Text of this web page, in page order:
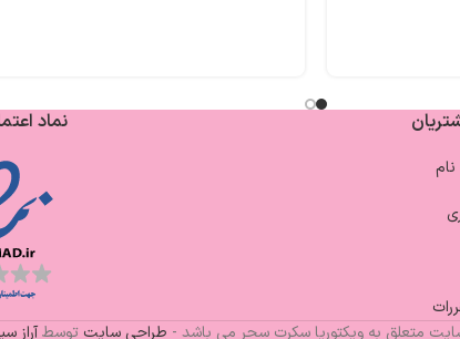
نماد
متعلق به ویکتوریا سکرت سحر می باشد - طراحی سایت توسطآراز